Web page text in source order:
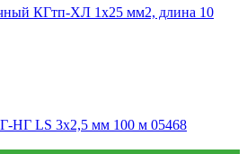
КГтп-ХЛ 1х25 мм2, длина 10